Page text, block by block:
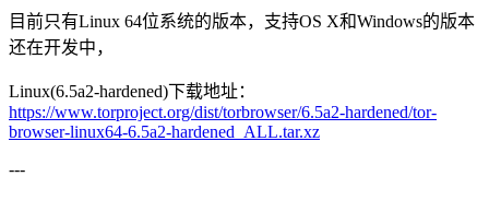
目前只有Linux 64位系统的版本，支持OS X和Windows的版本
还在开发中，
Linux(6.5a2-hardened)下载地址：
https://www.torproject.org/dist/torbrowser/6.5a2-hardened/tor-
browser-linux64-6.5a2-hardened_ALL.tar.xz
---